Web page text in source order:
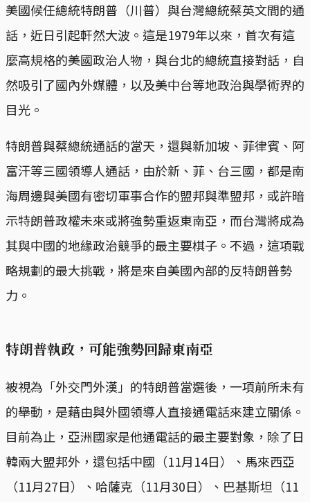
美國候任總統特朗普（川普）與台灣總統蔡英文間的通
話，近日引起軒然大波。這是1979年以來，首次有這
麼高規格的美國政治人物，與台北的總統直接對話，自
然吸引了國內外媒體，以及美中台等地政治與學術界的
目光。
特朗普與蔡總統通話的當天，還與新加坡、菲律賓、阿
富汗等三國領導人通話，由於新、菲、台三國，都是南
海周邊與美國有密切軍事合作的盟邦與準盟邦，或許暗
示特朗普政權未來或將強勢重返東南亞，而台灣將成為
其與中國的地緣政治競爭的最主要棋子。不過，這項戰
略規劃的最大挑戰，將是來自美國內部的反特朗普勢
力。
特朗普執政，可能強勢回歸東南亞
被視為「外交門外漢」的特朗普當選後，一項前所未有
的舉動，是藉由與外國領導人直接通電話來建立關係。
目前為止，亞洲國家是他通電話的最主要對象，除了日
韓兩大盟邦外，還包括中國（11月14日）、馬來西亞
（11月27日）、哈薩克（11月30日）、巴基斯坦（11